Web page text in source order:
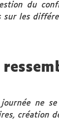
du
sur les
journée ne
création